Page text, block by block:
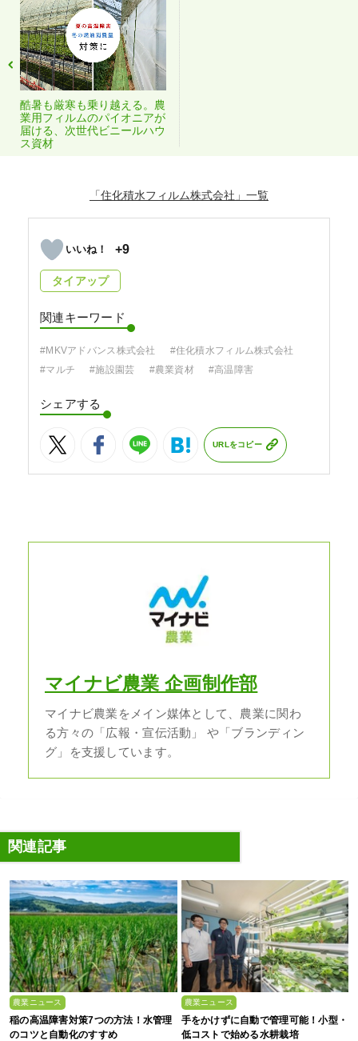
酷暑も厳寒も乗り越える。農
業用フィルムのパイオニアが
届ける、次世代ビニールハウ
ス資材
「住化積水フィルム株式会社」
+9
タイアップ
関連キーワード
#MKVアドバンス株式会社
#住化積水フィルム株式会社
#マルチ
#施設園芸 #農業資材 #高温障害
シェアする
URLをコピー
マイナビ農業 企画制作部
マイナビ農業をメイン媒体として、農業に関わ
る方々の「広報・宣伝活動」 や「ブランディン
グ」を支援しています。
関連記事
農業ニュース
稲の高温障害対策7つの方法！水管理
のコツと自動化のすすめ
農業ニュース
手をかけずに自動で管理可能！小型・
低コストで始める水耕栽培